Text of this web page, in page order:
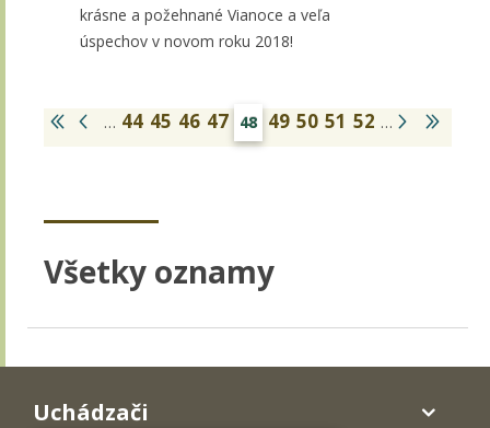
krásne a požehnané Vianoce a veľa
úspechov v novom roku 2018!
… 44 45 46 47 48 49 50 51 52 …
Všetky oznamy
Uchádzači